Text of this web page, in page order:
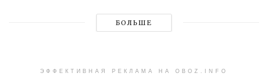
БОЛЬШЕ
ЭФФЕКТИВНАЯ РЕКЛАМА НА OBOZ.INFO